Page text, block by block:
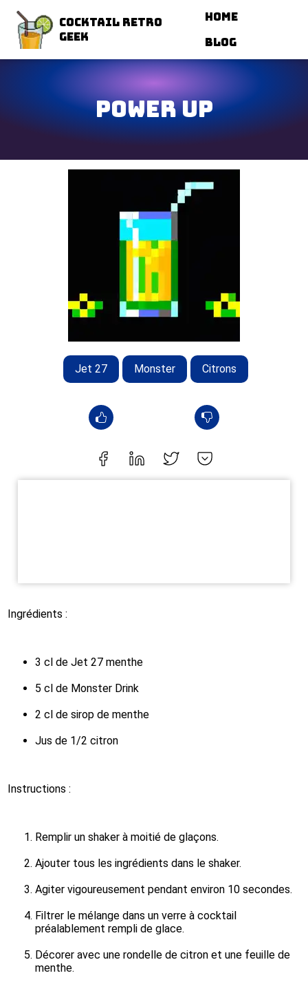
Cocktail Retro
Geek
Home
Blog
Power Up
Jet 27 Monster Citrons
Ingrédients :
3 cl de Jet 27 menthe
5 cl de Monster Drink
2 cl de sirop de menthe
Jus de 1/2 citron
Instructions :
Remplir un shaker à moitié de glaçons.
Ajouter tous les ingrédients dans le shaker.
Agiter vigoureusement pendant environ 10 secondes.
Filtrer le mélange dans un verre à cocktail
préalablement rempli de glace.
Décorer avec une rondelle de citron et une feuille de
menthe.